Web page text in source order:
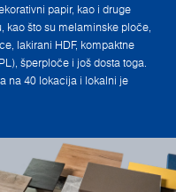
papir, kao i druge
kao što su melaminske ploče,
lakirani HDF, kompaktne
šperploče i još dosta toga.
na 40 lokacija i lokalni je